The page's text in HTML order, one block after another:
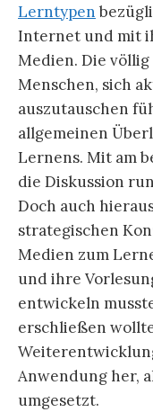
Lerntypen
Internet und mit
Medien. Die
Menschen, sich
auszutauschen
allgemeinen
Lernens. Mit am
die Diskussion
Doch auch
strategischen
Medien zum
und ihre
entwickeln
erschließen
Anwendung her,
umgesetzt.